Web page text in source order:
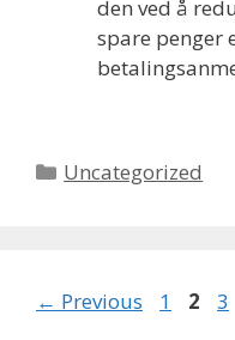
den ved å
spare penger
Categories
Uncategorized
← Previous Page
1 Page
2 3